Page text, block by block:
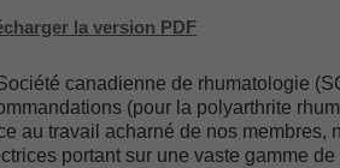
la version PDF
Société canadienne de rhumatologie
(pour la polyarthrite
au travail acharné de nos membres,
portant sur une vaste gamme